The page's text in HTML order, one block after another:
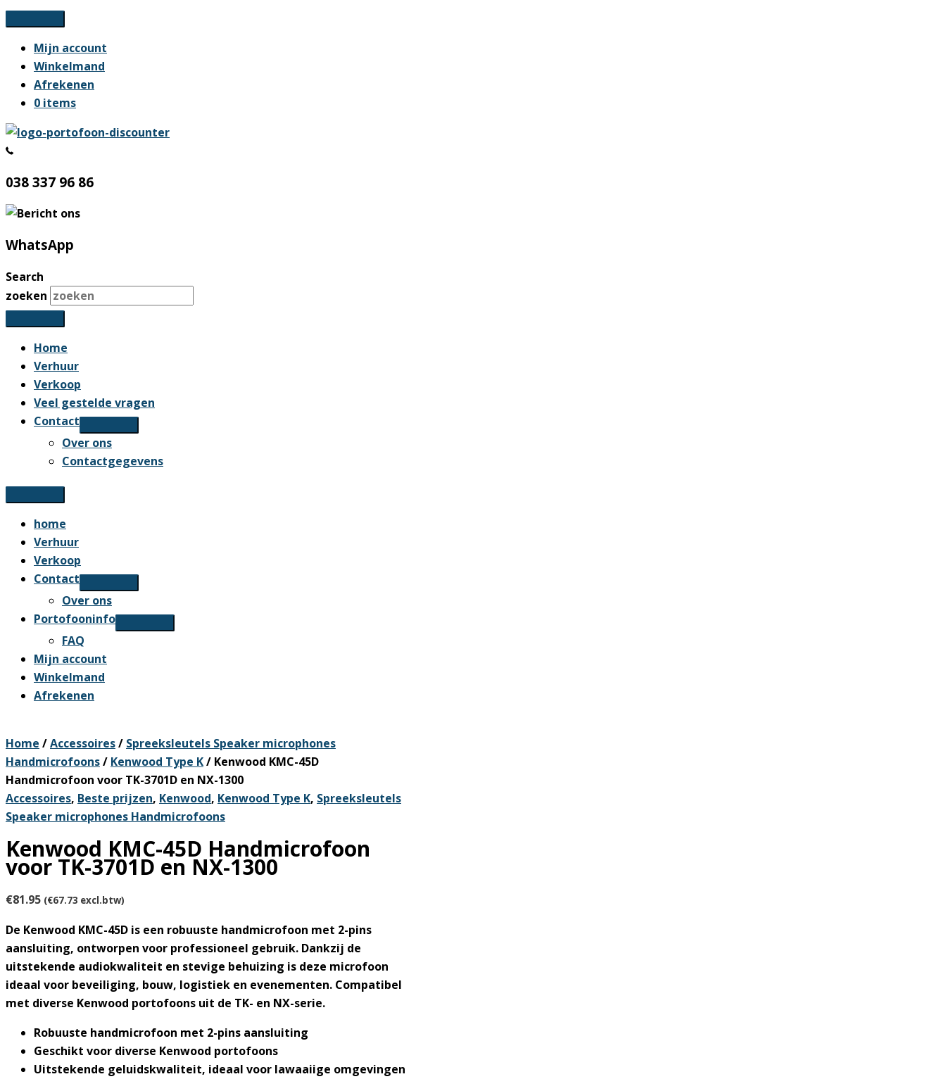
Ga
naar
inhoud
Mijn account
Winkelmand
Afrekenen
0 items
038 337 96 86
WhatsApp
Search
zoeken
Home
Verhuur
Verkoop
Veel gestelde vragen
Contact
Over ons
Contactgegevens
home
Verhuur
Verkoop
Contact
Over ons
Portofooninfo
FAQ
Mijn account
Winkelmand
Afrekenen
Home /Accessoires/ Spreeksleutels Speaker microphones
Handmicrofoons/ Kenwood Type K/ Kenwood KMC-45D
Handmicrofoon voor TK-3701D en NX-1300
Accessoires, Beste prijzen, Kenwood, Kenwood Type K, Spreeksleutels
Speaker microphones Handmicrofoons
Kenwood KMC-45D Handmicrofoon
voor TK-3701D en NX-1300
€81.95 (€67.73 excl.btw)
De Kenwood KMC-45D is een robuuste handmicrofoon met 2-pins
aansluiting, ontworpen voor professioneel gebruik. Dankzij de
uitstekende audiokwaliteit en stevige behuizing is deze microfoon
ideaal voor beveiliging, bouw, logistiek en evenementen. Compatibel
met diverse Kenwood portofoons uit de TK- en NX-serie.
Robuuste handmicrofoon met 2-pins aansluiting
Geschikt voor diverse Kenwood portofoons
Uitstekende geluidskwaliteit, ideaal voor lawaaiige omgevingen